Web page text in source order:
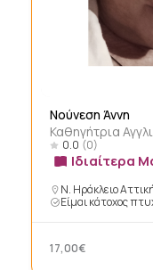
Νούνεση Άννη
Καθηγήτρια
0.0 (0)
Ιδιαίτερα
Ν. Ηράκλειο
Είμαι κάτοχος
17,00€